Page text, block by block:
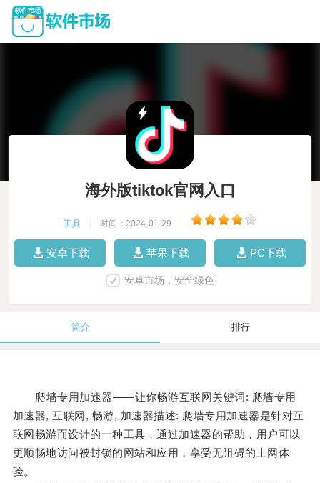
海外版tiktok官网入口
工具 时间：2024-01-29
安卓下载 苹果下载 PC下载
安卓市场，安全绿色
简介 排行
爬墙专用加速器——让你畅游互联网关键词: 爬墙专用
加速器, 互联网, 畅游, 加速器描述: 爬墙专用加速器是针对互
联网畅游而设计的一种工具，通过加速器的帮助，用户可以
更顺畅地访问被封锁的网站和应用，享受无阻碍的上网体
验。